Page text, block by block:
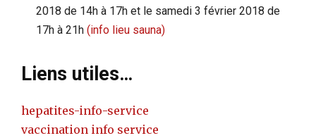
2018 de 14h à 17h et le samedi 3 février 2018 de
17h à 21h (info lieu sauna)
Liens utiles…
hepatites-info-service
vaccination info service